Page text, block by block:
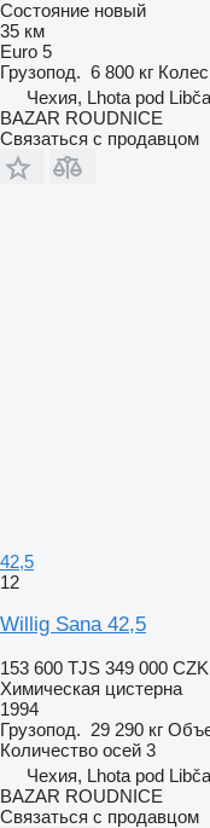
Состояние новый
35 км
Euro 5
Грузопод. 6 800 кг
Чехия, Lhota pod
BAZAR ROUDNICE
Связаться с продавцом
42,5
12
Willig Sana 42,5
153 600 TJS 349 000 CZK
Химическая цистерна
1994
Грузопод. 29 290 кг
Количество осей 3
Чехия, Lhota pod
BAZAR ROUDNICE
Связаться с продавцом